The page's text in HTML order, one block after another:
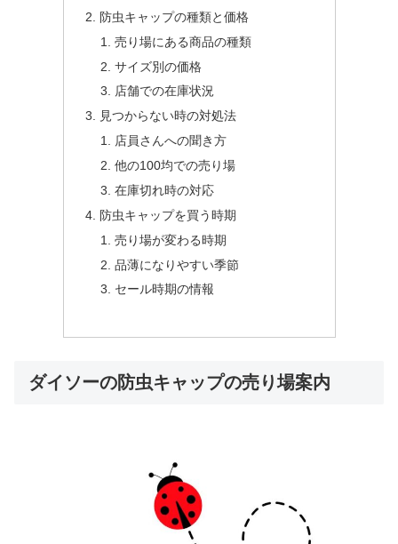
防虫キャップの種類と価格
売り場にある商品の種類
サイズ別の価格
店舗での在庫状況
見つからない時の対処法
店員さんへの聞き方
他の100均での売り場
在庫切れ時の対応
防虫キャップを買う時期
売り場が変わる時期
品薄になりやすい季節
セール時期の情報
ダイソーの防虫キャップの売り場案内